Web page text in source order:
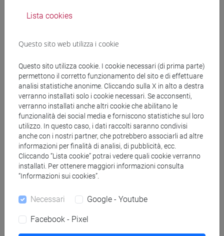
Materiali su Moodle
Corsi di studio e percorsi
[FT1] CONSERVAZIONE E GESTIONE DEI BENI
E DELLE ATTIVITÀ CULTURALI - Laurea
archeologico/archeologico
[FT3] LETTERE - Laurea
scienze dell'antichità
storico - mediterraneo antico e medievale
Lista cookies
Questo sito web utilizza i cookie
Questo sito utilizza cookie. I cookie necessari (di prima parte)
permettono il corretto funzionamento del sito e di effettuare
analisi statistiche anonime. Cliccando sulla X in alto a destra
verranno installati solo i cookie necessari. Se acconsenti,
verranno installati anche altri cookie che abilitano le
funzionalità dei social media e forniscono statistiche sul loro
utilizzo. In questo caso, i dati raccolti saranno condivisi
anche con i nostri partner, che potrebbero associarli ad altre
informazioni per finalità di analisi, di pubblicità, ecc.
Cliccando “Lista cookie” potrai vedere quali cookie verranno
installati. Per ottenere maggiori informazioni consulta
“Informazioni sui cookies”.
Necessari Google - Youtube
Facebook - Pixel